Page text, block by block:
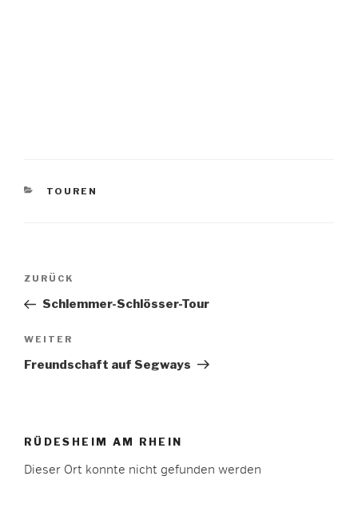
KATEGORIEN
TOUREN
Beitragsnavigation
Vorheriger
Beitrag
ZURÜCK
Schlemmer-Schlösser-Tour
Nächster
Beitrag
WEITER
Freundschaft auf Segways
RÜDESHEIM AM RHEIN
Dieser Ort konnte nicht gefunden werden